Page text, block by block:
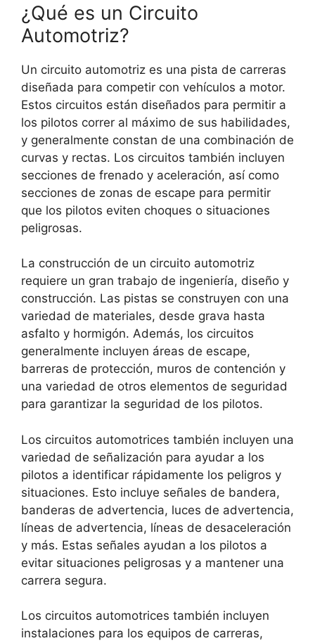
¿Qué es un Circuito
Automotriz?
Un circuito automotriz es una pista de carreras
diseñada para competir con vehículos a motor.
Estos circuitos están diseñados para permitir a
los pilotos correr al máximo de sus habilidades,
y generalmente constan de una combinación de
curvas y rectas. Los circuitos también incluyen
secciones de frenado y aceleración, así como
secciones de zonas de escape para permitir
que los pilotos eviten choques o situaciones
peligrosas.
La construcción de un circuito automotriz
requiere un gran trabajo de ingeniería, diseño y
construcción. Las pistas se construyen con una
variedad de materiales, desde grava hasta
asfalto y hormigón. Además, los circuitos
generalmente incluyen áreas de escape,
barreras de protección, muros de contención y
una variedad de otros elementos de seguridad
para garantizar la seguridad de los pilotos.
Los circuitos automotrices también incluyen una
variedad de señalización para ayudar a los
pilotos a identificar rápidamente los peligros y
situaciones. Esto incluye señales de bandera,
banderas de advertencia, luces de advertencia,
líneas de advertencia, líneas de desaceleración
y más. Estas señales ayudan a los pilotos a
evitar situaciones peligrosas y a mantener una
carrera segura.
Los circuitos automotrices también incluyen
instalaciones para los equipos de carreras,